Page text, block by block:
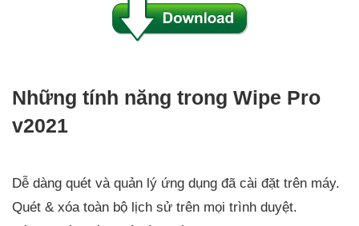
Những tính năng trong Wipe Pro
v2021
Dễ dàng quét và quản lý ứng dụng đã cài đặt trên máy.
Quét & xóa toàn bộ lịch sử trên mọi trình duyệt.